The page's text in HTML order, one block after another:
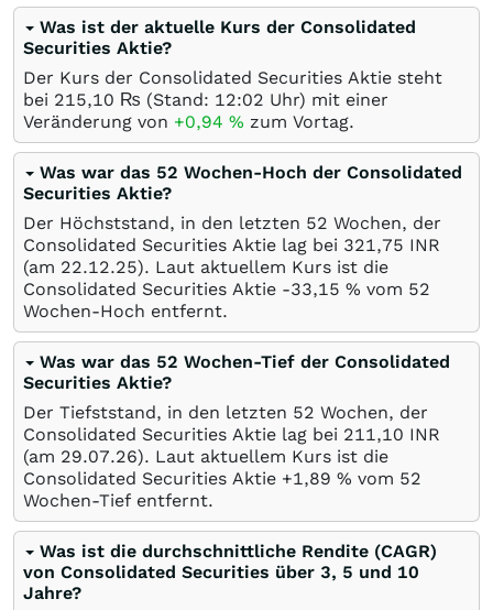
Was ist der aktuelle Kurs der Consolidated
Securities Aktie?
Der Kurs der Consolidated Securities Aktie steht
bei 215,10 ₨ (Stand: 12:02 Uhr) mit einer
Veränderung von +0,94 % zum Vortag.
Was war das 52 Wochen-Hoch der Consolidated
Securities Aktie?
Der Höchststand, in den letzten 52 Wochen, der
Consolidated Securities Aktie lag bei 321,75 INR
(am 22.12.25). Laut aktuellem Kurs ist die
Consolidated Securities Aktie -33,15 % vom 52
Wochen-Hoch entfernt.
Was war das 52 Wochen-Tief der Consolidated
Securities Aktie?
Der Tiefststand, in den letzten 52 Wochen, der
Consolidated Securities Aktie lag bei 211,10 INR
(am 29.07.26). Laut aktuellem Kurs ist die
Consolidated Securities Aktie +1,89 % vom 52
Wochen-Tief entfernt.
Was ist die durchschnittliche Rendite (CAGR)
von Consolidated Securities über 3, 5 und 10
Jahre?